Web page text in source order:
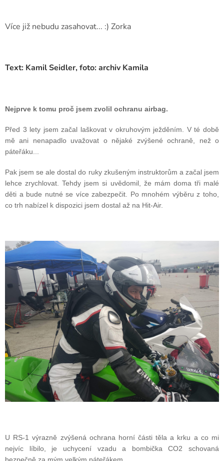
Více již nebudu zasahovat... :) Zorka
Text: Kamil Seidler, foto: archiv Kamila
Nejprve k tomu proč jsem zvolil ochranu airbag.
Před 3 lety jsem začal laškovat v okruhovým ježděním. V té době
mě ani nenapadlo uvažovat o nějaké zvýšené ochraně, než o
páteřáku...
Pak jsem se ale dostal do ruky zkušeným instruktorům a začal jsem
lehce zrychlovat. Tehdy jsem si uvědomil, že mám doma tři malé
děti a bude nutné se více zabezpečit. Po mnohém výběru z toho,
co trh nabízel k dispozici jsem dostal až na Hit-Air.
U RS-1 výrazně zvýšená ochrana horní části těla a krku a co mi
nejvíc líbilo, je uchycení vzadu a bombička CO2 schovaná